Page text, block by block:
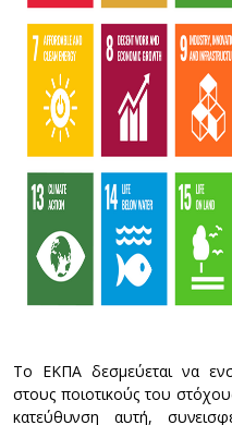
Το ΕΚΠΑ δεσμεύεται να
στους ποιοτικούς του
κατεύθυνση αυτή,